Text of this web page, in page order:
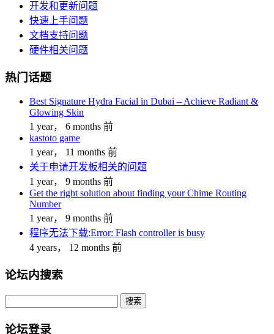
开发和更新问题
快速上手问题
文档支持问题
硬件相关问题
热门话题
Best Signature Hydra Facial in Dubai – Achieve Radiant &
Glowing Skin
1 year， 6 months 前
kastoto game
1 year， 11 months 前
关于申请开发板相关的问题
1 year， 9 months 前
Get the right solution about finding your Chime Routing
Number
1 year， 9 months 前
程序无法下载:Error: Flash controller is busy
4 years， 12 months 前
论坛内搜索
论坛登录